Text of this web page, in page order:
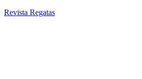
Revista Regatas